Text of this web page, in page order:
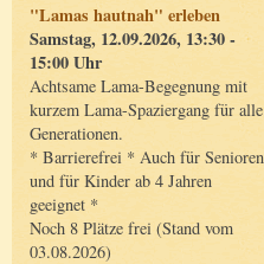
"Lamas hautnah" erleben
Samstag, 12.09.2026, 13:30 -
15:00 Uhr
Achtsame Lama-Begegnung mit
kurzem Lama-Spaziergang für alle
Generationen.
* Barrierefrei * Auch für Senioren
und für Kinder ab 4 Jahren
geeignet *
Noch 8 Plätze frei (Stand vom
03.08.2026)